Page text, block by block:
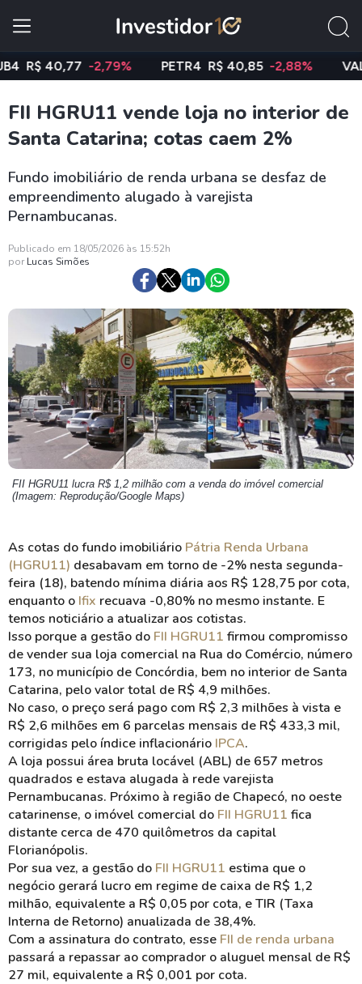
40,77 -2,79% PETR4 R$ 40,85 -2,88% VALE3
FII HGRU11 vende loja no interior de
Santa Catarina; cotas caem 2%
Fundo imobiliário de renda urbana se desfaz de
empreendimento alugado à varejista
Pernambucanas.
Publicado em 18/05/2026 às 15:52h
por Lucas Simões
FII HGRU11 lucra R$ 1,2 milhão com a venda do imóvel comercial
(Imagem: Reprodução/Google Maps)
As cotas do fundo imobiliário Pátria Renda Urbana
(HGRU11) desabavam em torno de -2% nesta segunda-
feira (18), batendo mínima diária aos R$ 128,75 por cota,
enquanto o Ifix recuava -0,80% no mesmo instante. E
temos noticiário a atualizar aos cotistas.
Isso porque a gestão do FII HGRU11 firmou compromisso
de vender sua loja comercial na Rua do Comércio, número
173, no município de Concórdia, bem no interior de Santa
Catarina, pelo valor total de R$ 4,9 milhões.
No caso, o preço será pago com R$ 2,3 milhões à vista e
R$ 2,6 milhões em 6 parcelas mensais de R$ 433,3 mil,
corrigidas pelo índice inflacionário IPCA.
A loja possui área bruta locável (ABL) de 657 metros
quadrados e estava alugada à rede varejista
Pernambucanas. Próximo à região de Chapecó, no oeste
catarinense, o imóvel comercial do FII HGRU11 fica
distante cerca de 470 quilômetros da capital
Florianópolis.
Por sua vez, a gestão do FII HGRU11 estima que o
negócio gerará lucro em regime de caixa de R$ 1,2
milhão, equivalente a R$ 0,05 por cota, e TIR (Taxa
Interna de Retorno) anualizada de 38,4%.
Com a assinatura do contrato, esse FII de renda urbana
passará a repassar ao comprador o aluguel mensal de R$
27 mil, equivalente a R$ 0,001 por cota.